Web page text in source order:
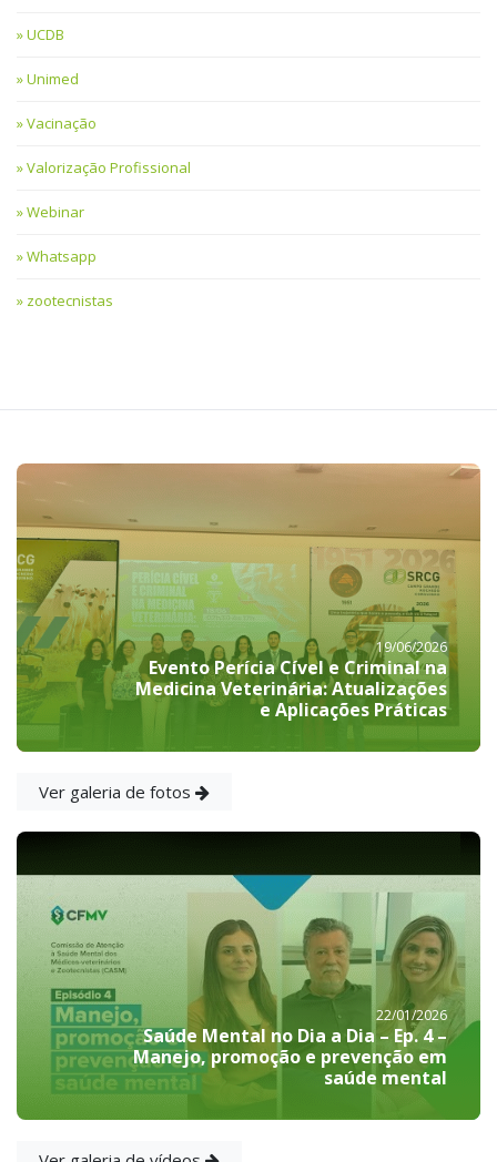
UCDB
Unimed
Vacinação
Valorização Profissional
Webinar
Whatsapp
zootecnistas
19/06/2026
Evento Perícia Cível e Criminal na
Medicina Veterinária: Atualizações
e Aplicações Práticas
Ver galeria de fotos
22/01/2026
Saúde Mental no Dia a Dia – Ep. 4 –
Manejo, promoção e prevenção em
saúde mental